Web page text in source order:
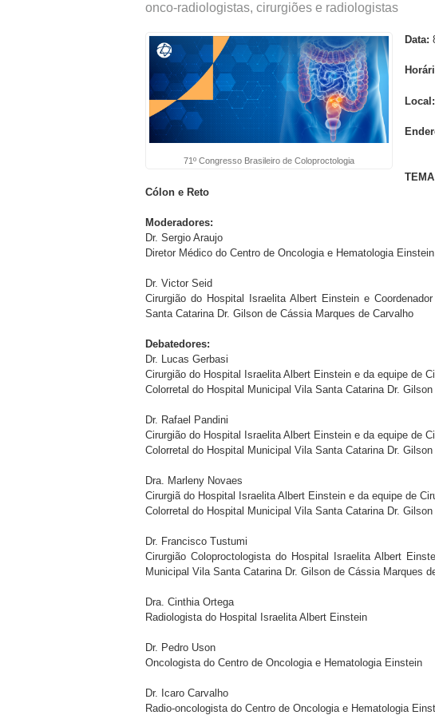
onco-radiologistas, cirurgiões e radiologistas
71º Congresso Brasileiro de Coloproctologia
Data:
Local:
Cólon e Reto
Moderadores:
Dr. Sergio Araujo
Diretor Médico do Centro de Oncologia e Hematologia
Dr. Victor Seid
Cirurgião do Hospital Israelita Albert Einstein e
Santa Catarina Dr. Gilson de Cássia Marques de Carvalho
Debatedores:
Dr. Lucas Gerbasi
Cirurgião do Hospital Israelita Albert Einstein e da equipe de
Colorretal do Hospital Municipal Vila Santa Catarina Dr.
Dr. Rafael Pandini
Cirurgião do Hospital Israelita Albert Einstein e da equipe de
Colorretal do Hospital Municipal Vila Santa Catarina Dr.
Dra. Marleny Novaes
Cirurgiã do Hospital Israelita Albert Einstein e da equipe de
Colorretal do Hospital Municipal Vila Santa Catarina Dr.
Dr. Francisco Tustumi
Cirurgião Coloproctologista do Hospital Israelita Albert
Municipal Vila Santa Catarina Dr. Gilson de Cássia Marques
Dra. Cinthia Ortega
Radiologista do Hospital Israelita Albert Einstein
Dr. Pedro Uson
Oncologista do Centro de Oncologia e Hematologia Einstein
Dr. Icaro Carvalho
Radio-oncologista do Centro de Oncologia e Hematologia